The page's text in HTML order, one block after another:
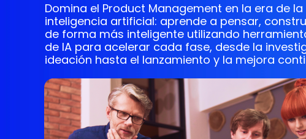
Domina el Product Management en la era de la
inteligencia artificial: aprende a pensar,
de forma más inteligente utilizando
de IA para acelerar cada fase, desde la
ideación hasta el lanzamiento y la mejora